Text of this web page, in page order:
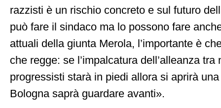
razzisti è un rischio concreto e sul futuro
può fare il sindaco ma lo possono fare
attuali della giunta Merola, l’importante è
che regge: se l’impalcatura dell’alleanza tra
progressisti starà in piedi allora si aprirà
Bologna saprà guardare avanti».